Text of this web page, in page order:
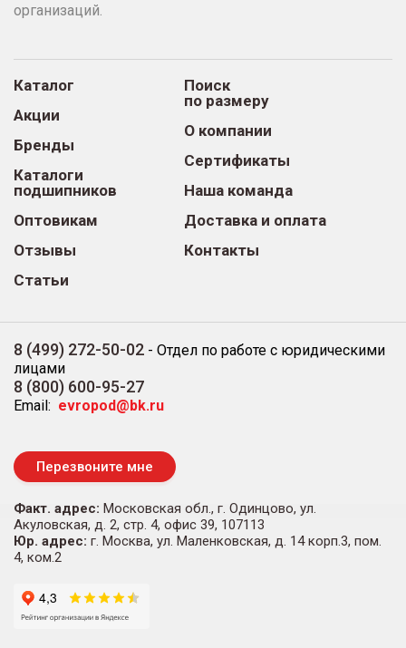
организаций.
Каталог
Акции
Бренды
Каталоги
подшипников
Оптовикам
Отзывы
Статьи
Поиск
по размеру
О компании
Сертификаты
Наша команда
Доставка и оплата
Контакты
8 (499) 272-50-02 - Отдел по работе с юридическими
лицами
8 (800) 600-95-27
Email: evropod@bk.ru
Перезвоните мне
Факт. адрес: Московская обл., г. Одинцово, ул.
Акуловская, д. 2, стр. 4, офис 39, 107113
Юр. адрес: г. Москва, ул. Маленковская, д. 14 корп.3, пом.
4, ком.2